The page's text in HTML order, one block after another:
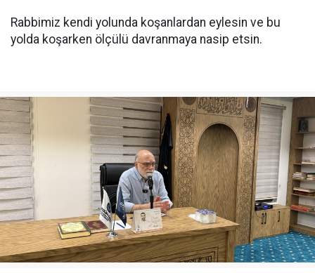
Rabbimiz kendi yolunda koşanlardan eylesin ve bu
yolda koşarken ölçülü davranmaya nasip etsin.